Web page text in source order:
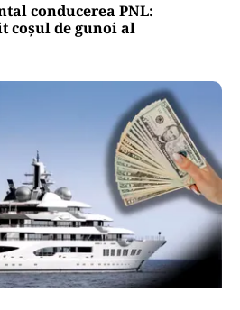
conducerea PNL:
coșul de gunoi al